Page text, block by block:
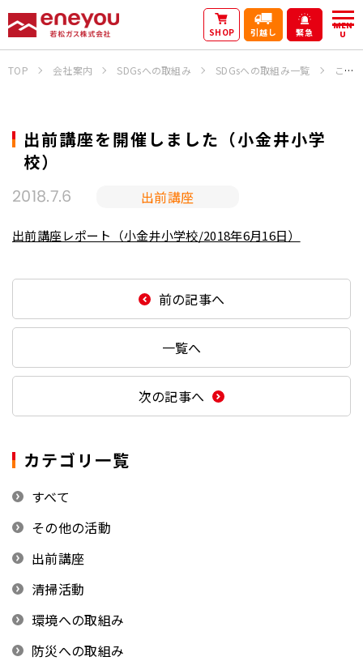
SHOP 引越し 緊急
MEN
U
TOP 会社案内 SDGsへの取組み SDGsへの取組み一覧 これまでの活動
2018.7.6 出前講座
出前講座を開催しました（小金井小学
校）
出前講座レポート（小金井小学校/2018年6月16日）
前の記事へ
一覧へ
次の記事へ
カテゴリ一覧
すべて
その他の活動
出前講座
清掃活動
環境への取組み
防災への取組み